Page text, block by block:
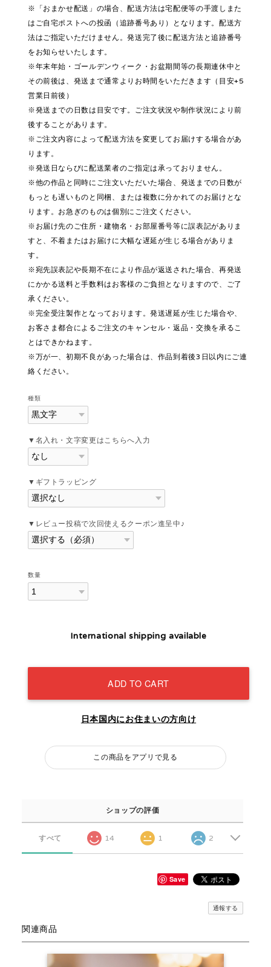
※「おまかせ配送」の場合、配送方法は宅配便等の手渡しまた
はご自宅ポストへの投函（追跡番号あり）となります。配送方
法はご指定いただけません。発送完了後に配送方法と追跡番号
をお知らせいたします。
※年末年始・ゴールデンウィーク・お盆期間等の長期連休中と
その前後は、発送まで通常よりお時間をいただきます（目安+5
営業日前後）
※発送までの日数は目安です。ご注文状況や制作状況により前
後することがあります。
※ご注文内容によって配送方法を変更してお届けする場合があ
ります。
※発送日ならびに配送業者のご指定は承っておりません。
※他の作品と同時にご注文いただいた場合、発送までの日数が
もっとも遅いものと同梱、または複数に分かれてのお届けとな
ります。お急ぎのものは個別にご注文ください。
※お届け先のご住所・建物名・お部屋番号等に誤表記がありま
すと、不着またはお届けに大幅な遅延が生じる場合がありま
す。
※宛先誤表記や長期不在により作品が返送された場合、再発送
にかかる送料と手数料はお客様のご負担となりますので、ご了
承ください。
※完全受注製作となっております。発送遅延が生じた場合や、
お客さま都合によるご注文のキャンセル・返品・交換を承るこ
とはできかねます。
※万が一、初期不良があった場合は、作品到着後3日以内にご連
絡ください。
種類
▼名入れ・文字変更はこちらへ入力
▼ギフトラッピング
▼レビュー投稿で次回使えるクーポン進呈中♪
数量
International shipping available
ADD TO CART
日本国内にお住まいの方向け
この商品をアプリで見る
ショップの評価
すべて 14 1 2
Save
通報する
関連商品